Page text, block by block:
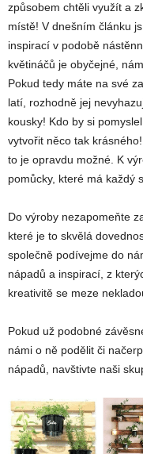
způsobem chtěli využít a
místě! V dnešním článku
inspirací v podobě
květináčů je obyčejné,
Pokud tedy máte na své
latí, rozhodně jej
kousky! Kdo by si
vytvořit něco tak
to je opravdu možné. K
pomůcky, které má každý
Do výroby nezapomeňte
které je to skvělá
společně podívejme do
nápadů a inspirací, z
kreativitě se meze
Pokud už podobné
námi o ně podělit či
nápadů, navštivte naši